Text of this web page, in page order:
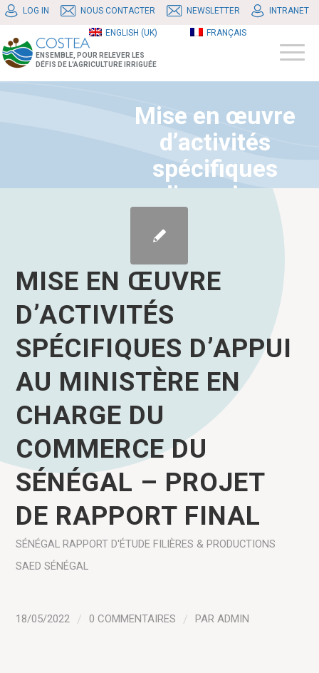
LOG IN NOUS CONTACTER NEWSLETTER INTRANET
ENGLISH (UK) FRANÇAIS
ENSEMBLE, POUR RELEVER LES
DÉFIS DE L'AGRICULTURE IRRIGUÉE
Mise en œuvre
d’activités
spécifiques
d’appui au
ministère en
charge du
commerce du
Sénégal – projet
de rapport final
MISE EN ŒUVRE
D’ACTIVITÉS
SPÉCIFIQUES D’APPUI
AU MINISTÈRE EN
CHARGE DU
COMMERCE DU
SÉNÉGAL – PROJET
DE RAPPORT FINAL
SÉNÉGAL RAPPORT D'ÉTUDE FILIÈRES & PRODUCTIONS
SAED SÉNÉGAL
18/05/2022 / 0 COMMENTAIRES / PARADMIN